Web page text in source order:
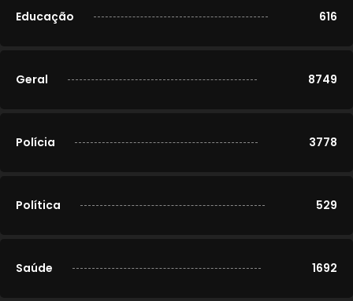
Educação 616
Geral 8749
Polícia 3778
Política 529
Saúde 1692